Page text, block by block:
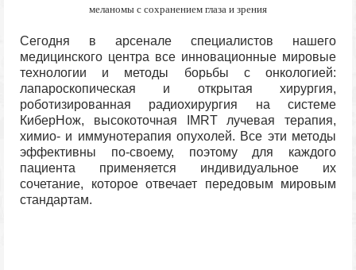
меланомы с сохранением глаза и зрения
Сегодня в арсенале специалистов нашего
медицинского центра все инновационные мировые
технологии и методы борьбы с онкологией:
лапароскопическая и открытая хирургия,
роботизированная радиохирургия на системе
КиберНож, высокоточная IMRT лучевая терапия,
химио- и иммунотерапия опухолей. Все эти методы
эффективны по-своему, поэтому для каждого
пациента применяется индивидуальное их
сочетание, которое отвечает передовым мировым
стандартам.